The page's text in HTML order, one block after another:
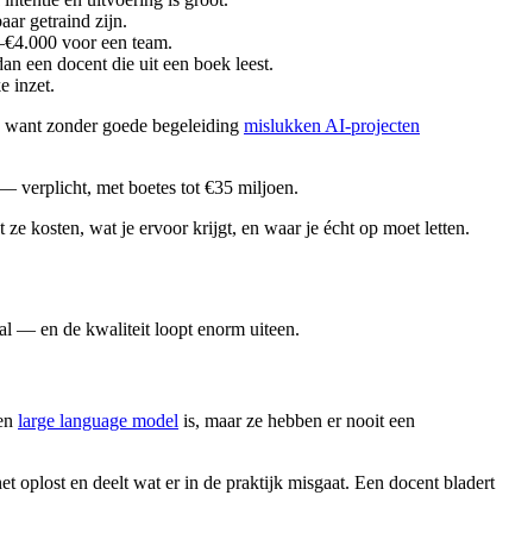
getraind zijn.
voor een team.
een docent die uit een boek leest.
inzet.
zonder goede begeleiding mislukken AI-projecten
verplicht, met boetes tot €35 miljoen.
kosten, wat je ervoor krijgt, en waar je écht op moet letten.
— en de kwaliteit loopt enorm uiteen.
large language model is, maar ze hebben er nooit een
oplost en deelt wat er in de praktijk misgaat. Een docent bladert